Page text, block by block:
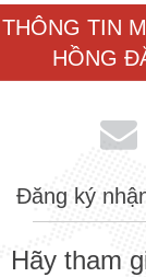
TIN
HỒNG
Đăng ký
Hãy tham